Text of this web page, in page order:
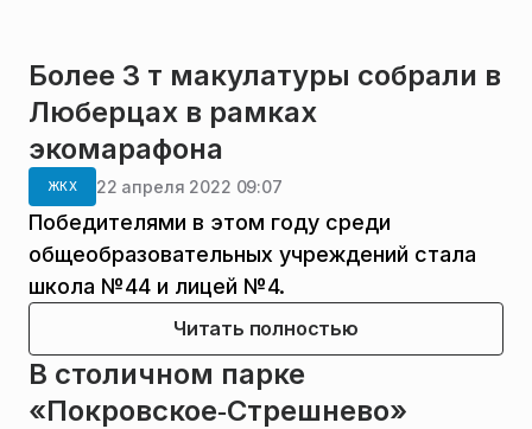
Более 3 т макулатуры собрали в
Люберцах в рамках
экомарафона
ЖКХ 22 апреля 2022 09:07
Победителями в этом году среди
общеобразовательных учреждений стала
школа №44 и лицей №4.
Читать полностью
В столичном парке
«Покровское‑Стрешнево»